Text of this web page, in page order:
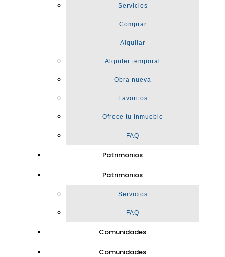
Servicios
Comprar
Alquilar
Alquiler temporal
Obra nueva
Favoritos
Ofrece tu inmueble
FAQ
Patrimonios
Patrimonios
Servicios
FAQ
Comunidades
Comunidades